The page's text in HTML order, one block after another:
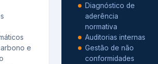
e
Diagnóstico de
aderência
normativa
Auditorias internas
Gestão de não
conformidades